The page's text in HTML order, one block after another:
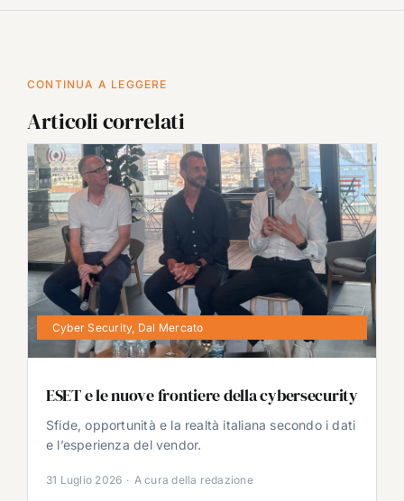
CONTINUA A LEGGERE
Articoli correlati
Cyber Security, Dal Mercato
ESET e le nuove frontiere della cybersecurity
Sfide, opportunità e la realtà italiana secondo i dati
e l’esperienza del vendor.
31 Luglio 2026 · A cura della redazione